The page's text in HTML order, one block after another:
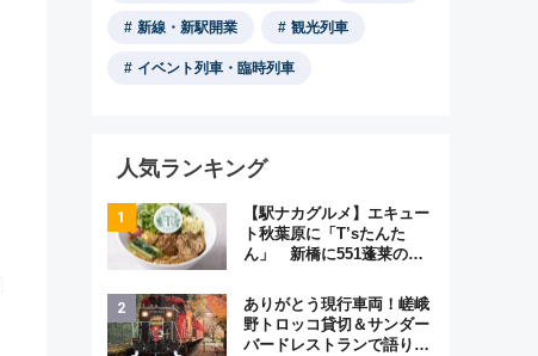
新線・新駅開業 観光列車
イベント列車・臨時列車
人気ランキング
【駅ナカグルメ】エキュー
ト秋葉原に「T’sたんた
ん」 新橋に551蓬莱の
オムライス専門店「肉とた
まご」新グルメ続々登場！
【2026年8月】
ありがとう現行車両！嵯峨
野トロッコ貸切＆サンダー
バードレストランで語り合